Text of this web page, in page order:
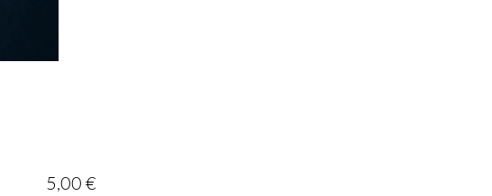
5,00 €Preis